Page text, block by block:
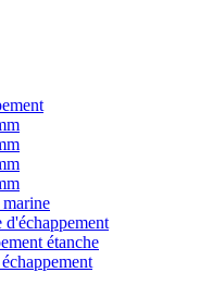
étanche